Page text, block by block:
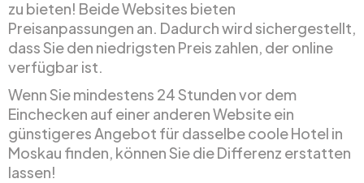
zu bieten! Beide Websites bieten
Preisanpassungen an. Dadurch wird sichergestellt,
dass Sie den niedrigsten Preis zahlen, der online
verfügbar ist.
Wenn Sie mindestens 24 Stunden vor dem
Einchecken auf einer anderen Website ein
günstigeres Angebot für dasselbe coole Hotel in
Moskau finden, können Sie die Differenz erstatten
lassen!